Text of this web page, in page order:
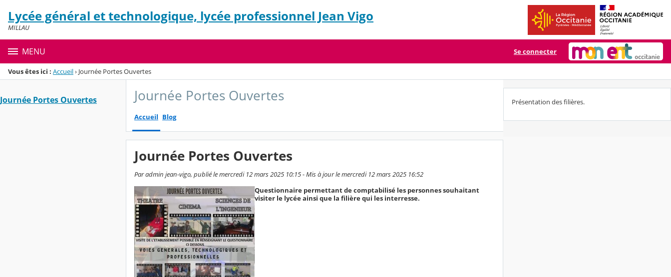
Menu de la rubrique
Contenu
Lycée général et technologique, lycée professionnel Jean Vigo
MILLAU
MENU Se connecter
Vous êtes ici : Accueil› Journée Portes Ouvertes
Journée Portes Ouvertes Journée Portes Ouvertes
Accueil Blog
Journée Portes Ouvertes
Par admin jean-vigo, publié le mercredi 12 mars 2025 10:15 - Mis à jour le mercredi 12 mars 2025 16:52
Questionnaire permettant de comptabilisé les personnes souhaitant
visiter le lycée ainsi que la filière qui les interresse.
Présentation des filières.